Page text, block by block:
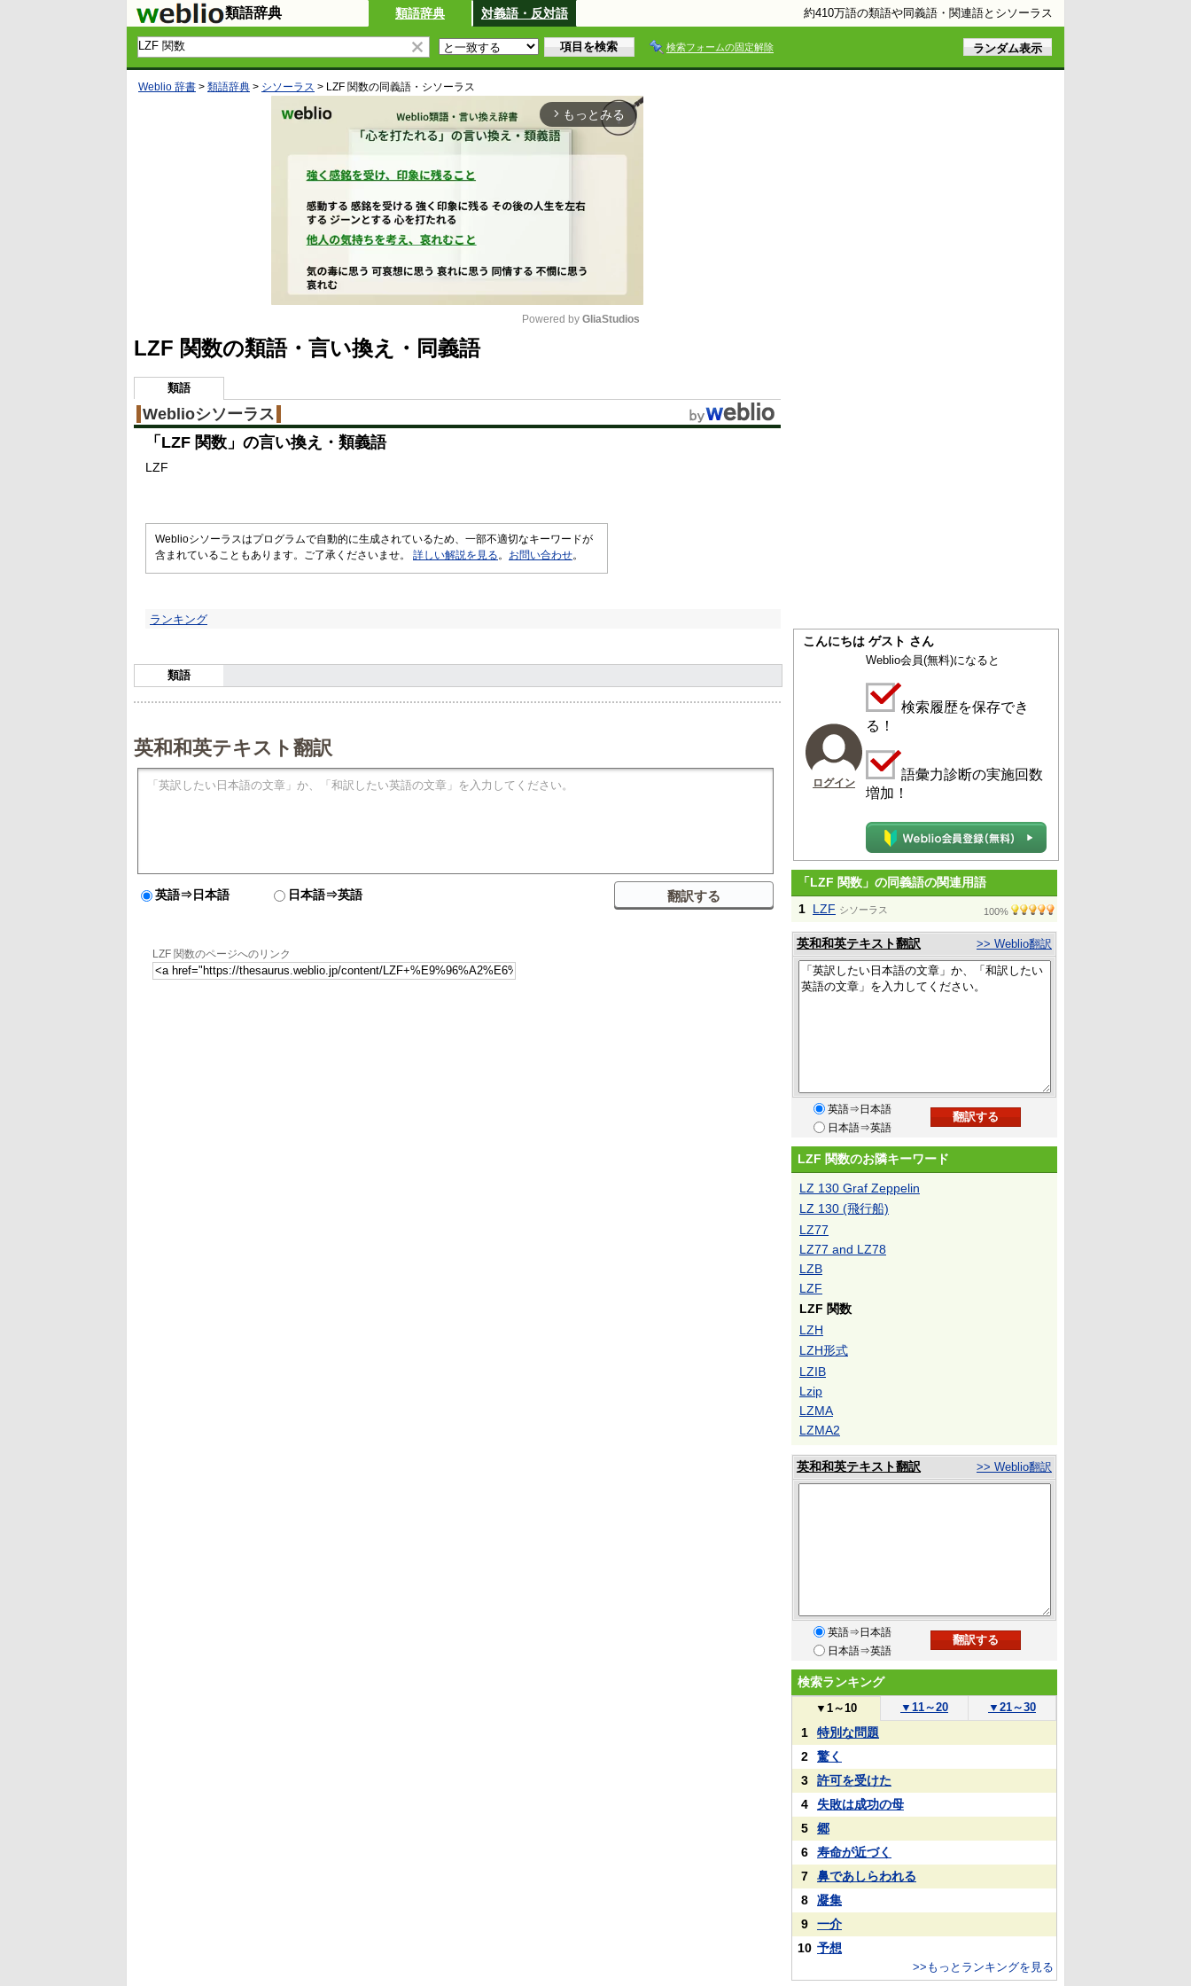
類語辞典 類語辞典 対義語・反対語 約410万語の類語や同義語・関連語とシソーラス
検索フォームの固定解除
Weblio 辞書 > 類語辞典 > シソーラス > LZF 関数の同義語・シソーラス
arrow_forward_ios もっとみる
Powered by GliaStudios
LZF 関数の類語・言い換え・同義語
類語
Weblioシソーラス
「 LZF 関数 」の言い換え・類義語
LZF
Weblioシソーラスはプログラムで自動的に生成されているため、一部不適切なキーワードが
含まれていることもあります。ご了承くださいませ。 詳しい解説を見る 。 お問い合わせ。
ランキング
類語
英和和英テキスト翻訳
英語⇒日本語 日本語⇒英語
LZF 関数のページへのリンク
こんにちは ゲスト さん
ログイン
Weblio会員(無料)になると
検索履歴を保存でき
る！
語彙力診断の実施回数
増加！
「LZF 関数」の同義語の関連用語
1 LZF シソーラス 100%
英和和英テキスト翻訳 >> Weblio翻訳
英語⇒日本語
日本語⇒英語
LZF 関数のお隣キーワード
LZ 130 Graf Zeppelin
LZ 130 (飛行船)
LZ77
LZ77 and LZ78
LZB
LZF
LZF 関数
LZH
LZH形式
LZIB
Lzip
LZMA
LZMA2
英和和英テキスト翻訳 >> Weblio翻訳
英語⇒日本語
日本語⇒英語
検索ランキング
▼ 1～10 ▼ 11～20 ▼ 21～30
1
特別な問題
2
驚く
3
許可を受けた
4
失敗は成功の母
5
郷
6
寿命が近づく
7
鼻であしらわれる
8
凝集
9
一介
10 予想
>>もっとランキングを見る